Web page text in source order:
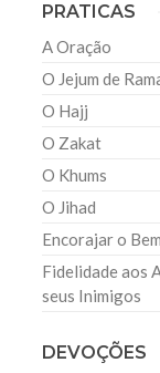
PRATICAS
A Oração
O Jejum de
O Hajj
O Zakat
O Khums
O Jihad
Encorajar o
Fidelidade aos
seus Inimigos
DEVOÇÕES